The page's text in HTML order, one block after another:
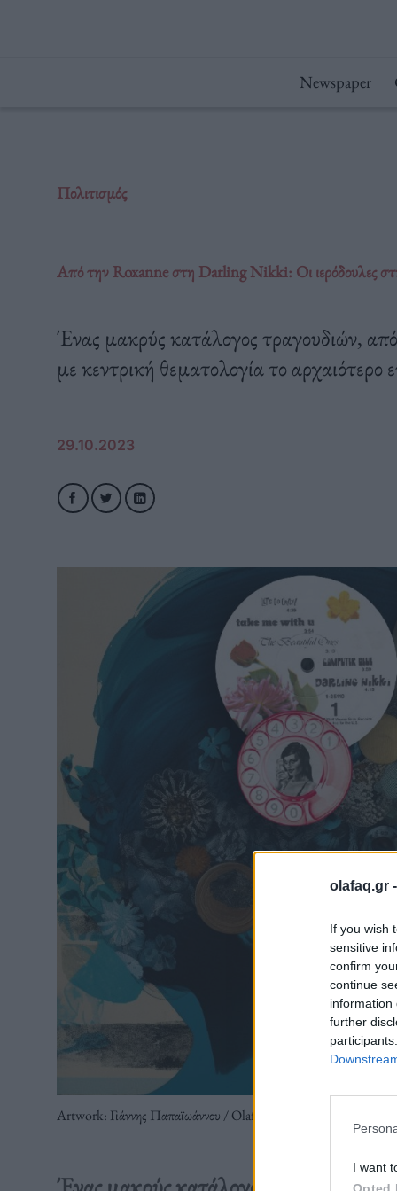
olafaq.gr -
If you wish
sensitive
confirm
continue
information
further
I want
Newspaper
Πολιτισμός
Από την Roxanne στη Darling Nikki: Οι ιερόδουλες
Ένας μακρύς κατάλογος τραγουδιών,
με κεντρική θεματολογία το
29.10.2023
Artwork: Γιάννης Παπαϊωάννου / Olafaq